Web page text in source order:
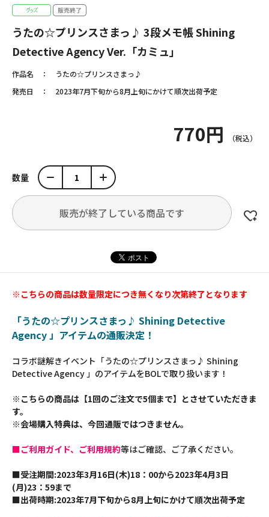
うたの☆プリンスさまっ♪ 3段メモ帳 Shining
Detective Agency Ver.「カミュ」
作品名
うたの☆プリンスさまっ♪
発売日
2023年7月下旬から8月上旬にかけて順次出荷予定
770円
数量
販売が終了している商品です
※こちらの商品は数量限定につき無くなり次第終了となります
「うたの☆プリンスさまっ♪ Shining Detective
Agency 」アイテムの通販決定！
コラボ謎解きイベント「うたの☆プリンスさまっ♪ Shining
Detective Agency 」のアイテムをBOLで取り扱います！
※こちらの商品は【1回のご注文で5個まで】とさせていただきま
す。
※会場購入特典は、今回通販ではつきません。
■ご利用ガイド、ご利用規約等はご確認、ご了承ください。
■受注期間:2023年3月16日(木)18：00から2023年4月3日
(月)23：59まで
■出荷時期:2023年7月下旬から8月上旬にかけて順次出荷予定